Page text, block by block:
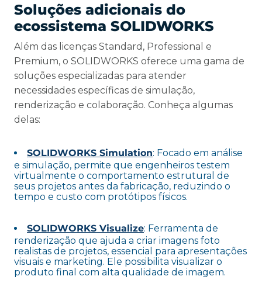
Soluções adicionais do
ecossistema SOLIDWORKS
Além das licenças Standard, Professional e
Premium, o SOLIDWORKS oferece uma gama de
soluções especializadas para atender
necessidades específicas de simulação,
renderização e colaboração. Conheça algumas
delas:
SOLIDWORKS Simulation: Focado em análise
e simulação, permite que engenheiros testem
virtualmente o comportamento estrutural de
seus projetos antes da fabricação, reduzindo o
tempo e custo com protótipos físicos.
SOLIDWORKS Visualize: Ferramenta de
renderização que ajuda a criar imagens foto
realistas de projetos, essencial para apresentações
visuais e marketing. Ele possibilita visualizar o
produto final com alta qualidade de imagem.